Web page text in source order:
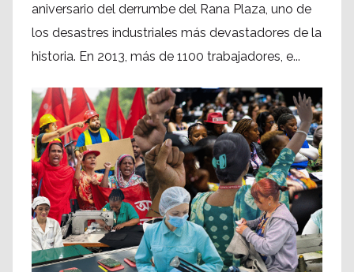
aniversario del derrumbe del Rana Plaza, uno de
los desastres industriales más devastadores de la
historia. En 2013, más de 1100 trabajadores, e...